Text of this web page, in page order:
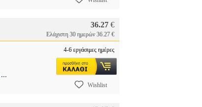
36.27 €
Ελάχιστη 30 ημερών 36.27 €
...
4-6 εργάσιμες ημέρες
Wishlist